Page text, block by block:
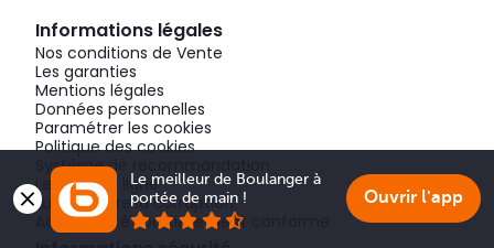
Informations légales
Nos conditions de Vente
Les garanties
Mentions légales
Données personnelles
Paramétrer les cookies
Politique des cookies
Système de recommandation
Les avis en ligne
Lutte contre la corruption
Accessibilité : partiellement conforme
Le meilleur de Boulanger à
portée de main !
Ouvrir l'app